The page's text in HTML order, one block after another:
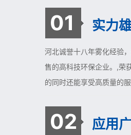
01 实力
河北诚誉十八年雾化经验
售的高科技环保企业。,荣
的同时还能享受高质量的
02 应用